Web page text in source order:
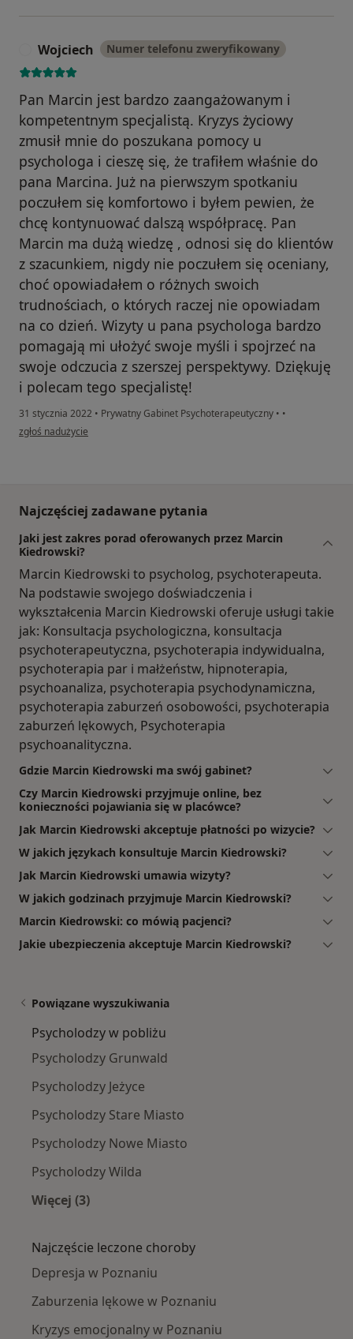
Wojciech Numer telefonu zweryfikowany
Pan Marcin jest bardzo zaangażowanym i
kompetentnym specjalistą. Kryzys życiowy
zmusił mnie do poszukana pomocy u
psychologa i cieszę się, że trafiłem właśnie do
pana Marcina. Już na pierwszym spotkaniu
poczułem się komfortowo i byłem pewien, że
chcę kontynuować dalszą współpracę. Pan
Marcin ma dużą wiedzę , odnosi się do klientów
z szacunkiem, nigdy nie poczułem się oceniany,
choć opowiadałem o różnych swoich
trudnościach, o których raczej nie opowiadam
na co dzień. Wizyty u pana psychologa bardzo
pomagają mi ułożyć swoje myśli i spojrzeć na
swoje odczucia z szerszej perspektywy. Dziękuję
i polecam tego specjalistę!
31 stycznia 2022 • Prywatny Gabinet Psychoterapeutyczny • •
w opinii użytkownika Wojciech
zgłoś nadużycie
Najczęściej zadawane pytania
Jaki jest zakres porad oferowanych przez Marcin
Kiedrowski?
Marcin Kiedrowski to psycholog, psychoterapeuta.
Na podstawie swojego doświadczenia i
wykształcenia Marcin Kiedrowski oferuje usługi takie
jak: Konsultacja psychologiczna, konsultacja
psychoterapeutyczna, psychoterapia indywidualna,
psychoterapia par i małżeństw, hipnoterapia,
psychoanaliza, psychoterapia psychodynamiczna,
psychoterapia zaburzeń osobowości, psychoterapia
zaburzeń lękowych, Psychoterapia
psychoanalityczna.
Gdzie Marcin Kiedrowski ma swój gabinet?
Czy Marcin Kiedrowski przyjmuje online, bez
konieczności pojawiania się w placówce?
Jak Marcin Kiedrowski akceptuje płatności po wizycie?
W jakich językach konsultuje Marcin Kiedrowski?
Jak Marcin Kiedrowski umawia wizyty?
W jakich godzinach przyjmuje Marcin Kiedrowski?
Marcin Kiedrowski: co mówią pacjenci?
Jakie ubezpieczenia akceptuje Marcin Kiedrowski?
Powiązane wyszukiwania
Psycholodzy w pobliżu
Psycholodzy Grunwald
Psycholodzy Jeżyce
Psycholodzy Stare Miasto
Psycholodzy Nowe Miasto
Psycholodzy Wilda
Więcej (3)
Najczęście leczone choroby
Depresja w Poznaniu
Zaburzenia lękowe w Poznaniu
Kryzys emocjonalny w Poznaniu